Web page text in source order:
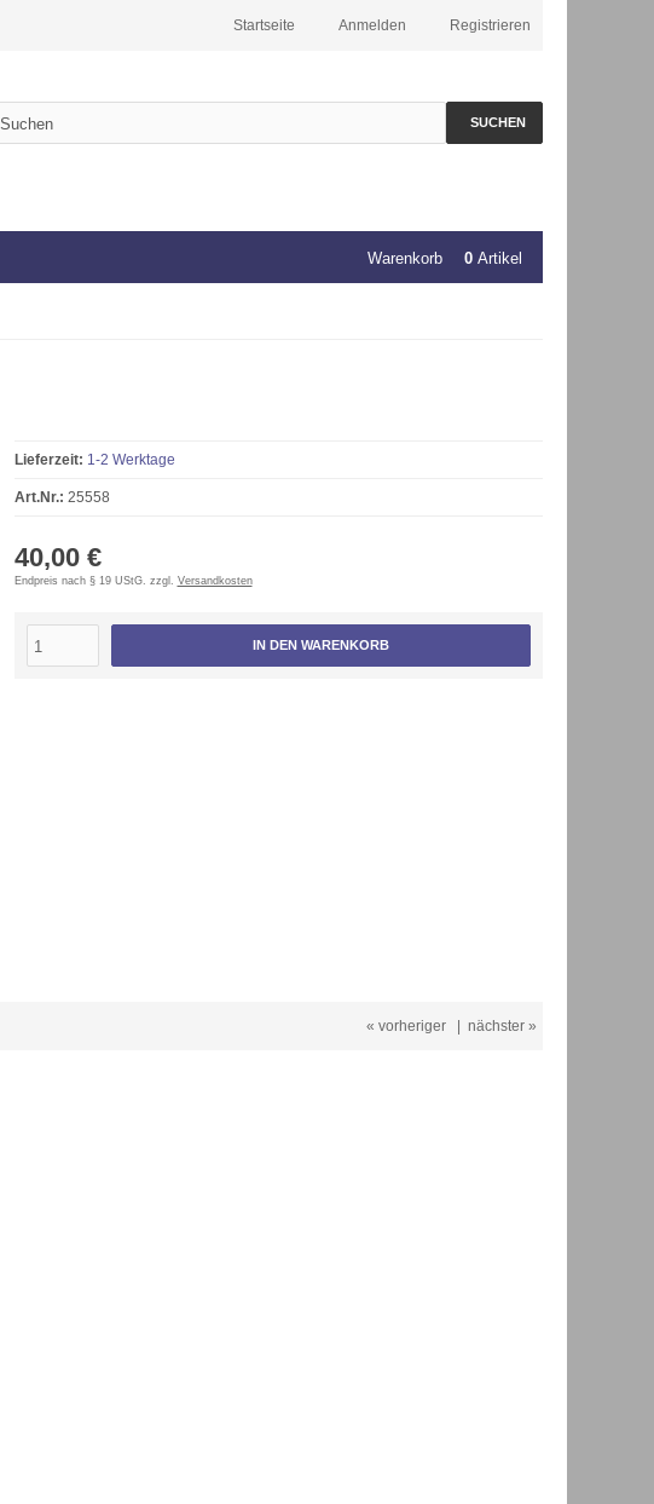
Registrieren
Anmelden
Startseite
SUCHEN
Warenkorb 0 Artikel
Lieferzeit: 1-2 Werktage
Art.Nr.: 25558
40,00 €
Endpreis nach § 19 UStG. zzgl. Versandkosten
IN DEN WARENKORB
« vorheriger | nächster »